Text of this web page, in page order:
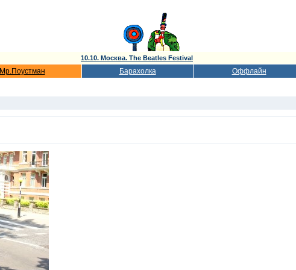
10.10. Москва. The Beatles Festival
Мр.Поустман Барахолка Оффлайн